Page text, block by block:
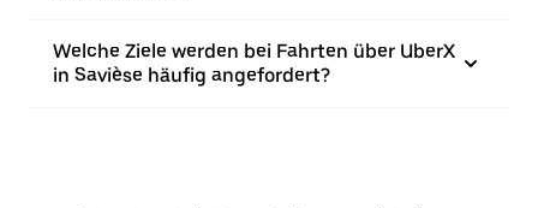
Welche Ziele werden bei Fahrten über UberX
in Savièse häufig angefordert?